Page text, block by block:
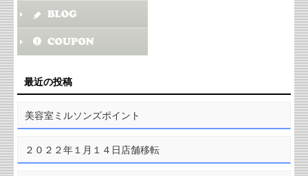
最近の投稿
美容室ミルソンズポイント
２０２２年１月１４日店舗移転